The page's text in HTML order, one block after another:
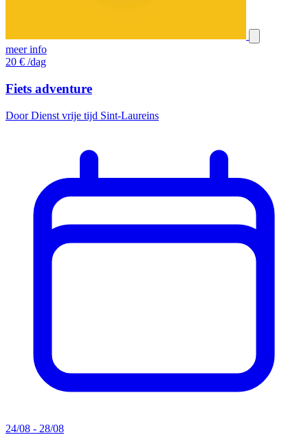
meer info
20 € /dag
Fiets adventure
Door Dienst vrije tijd Sint-Laureins
24/08 - 28/08